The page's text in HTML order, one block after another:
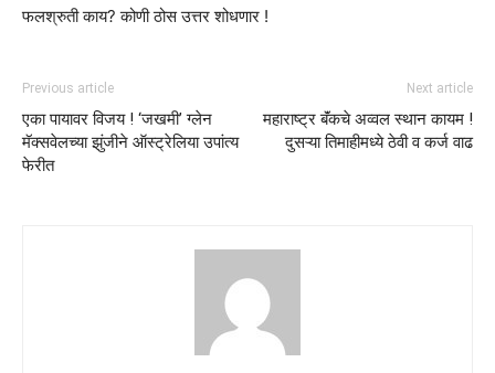
फलश्रुती काय? कोणी ठोस उत्तर शोधणार !
Previous article
एका पायावर विजय ! ‘जखमी’ ग्लेन
मॅक्सवेलच्या झुंजीने ऑस्ट्रेलिया उपांत्य
फेरीत
Next article
महाराष्ट्र बॅंकचे अव्वल स्थान कायम !
दुसऱ्या तिमाहीमध्ये ठेवी व कर्ज वाढ